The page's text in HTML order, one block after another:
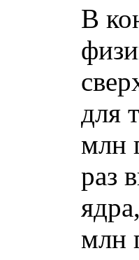
В
для
млн
раз
млн